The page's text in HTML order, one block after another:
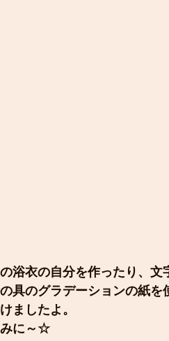
浴衣の自分を作ったり、文
具のグラデーションの紙を
ましたよ。
みに～☆